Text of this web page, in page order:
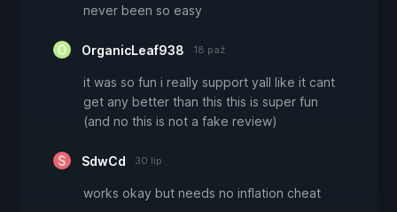
never been so easy
OrganicLeaf938 18 paź
it was so fun i really support yall like it cant
get any better than this this is super fun
(and no this is not a fake review)
SdwCd 30 lip
works okay but needs no inflation cheat